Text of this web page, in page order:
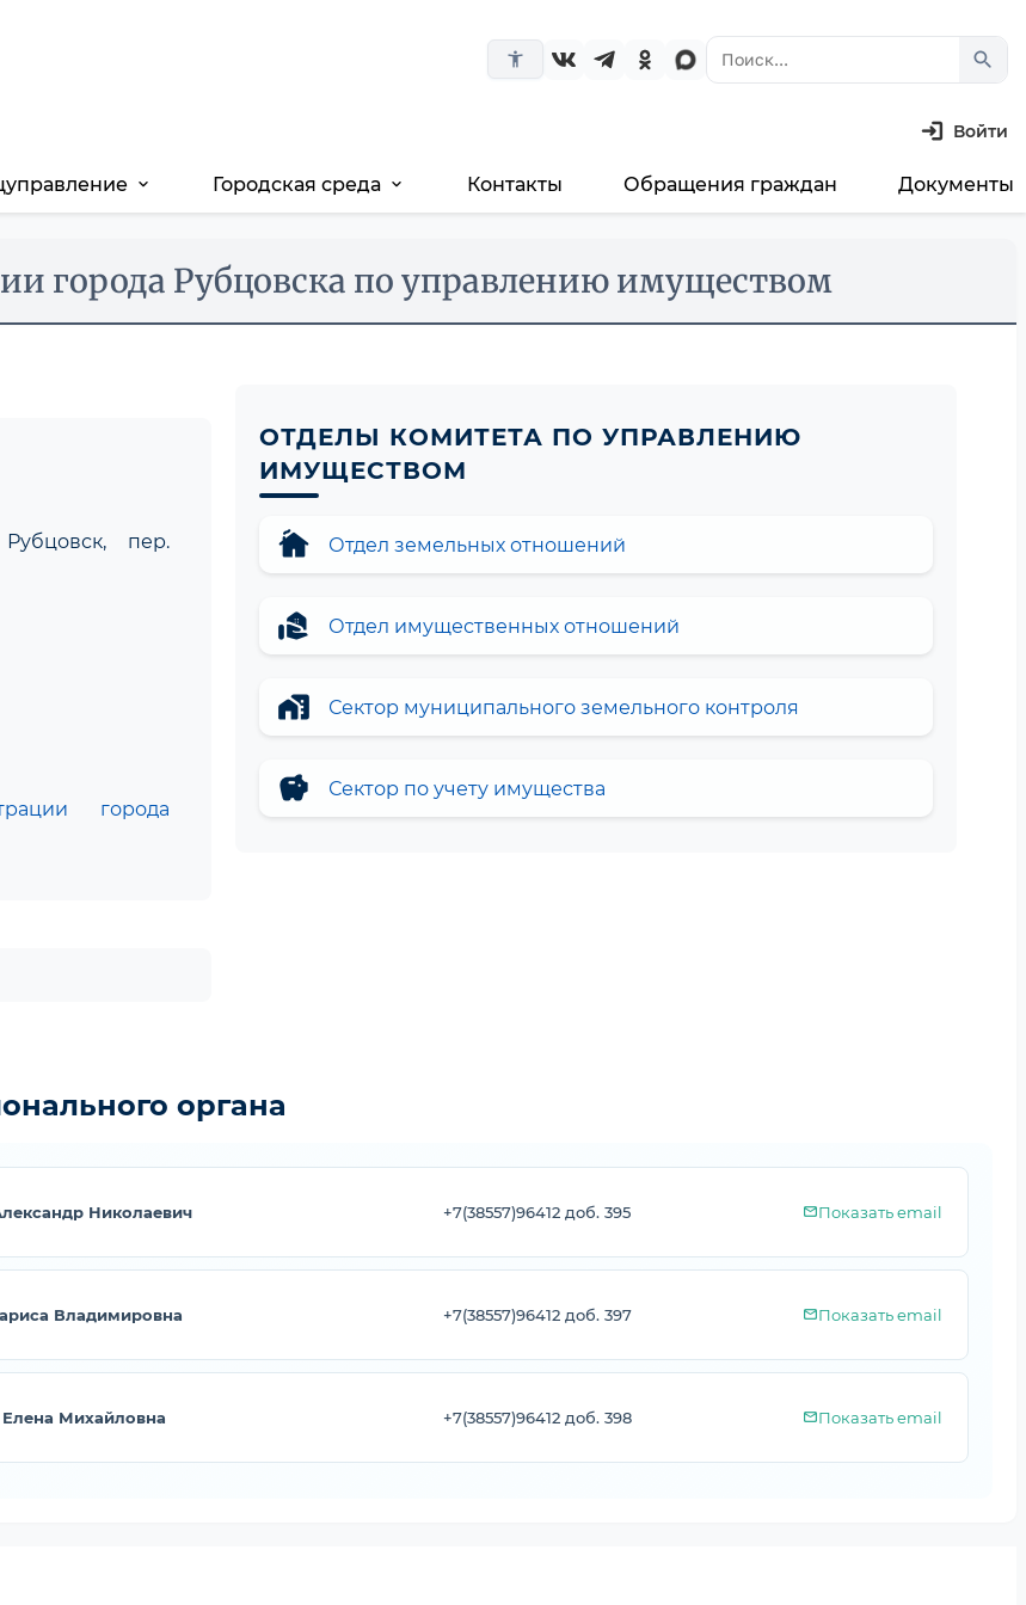
accessibility_new search
Войти
expand_more Городская среда expand_more Контакты Обращения граждан Документы
города Рубцовска по управлению имуществом
пер.
города
ОТДЕЛЫ КОМИТЕТА ПО УПРАВЛЕНИЮ
ИМУЩЕСТВОМ
cottage Отдел земельных отношений
real_estate_agent Отдел имущественных отношений
home_work Сектор муниципального земельного контроля
savings Сектор по учету имущества
органа
Николаевич +7(38557)96412 доб. 395 Показать email
Владимировна +7(38557)96412 доб. 397 Показать email
Михайловна +7(38557)96412 доб. 398 Показать email